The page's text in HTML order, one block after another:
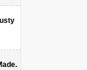
Nieznana historia